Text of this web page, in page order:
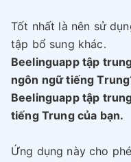
Tốt nhất là nên sử
tập bổ sung khác.
Beelinguapp tập
ngôn ngữ tiếng
Beelinguapp tập
tiếng Trung của bạn.
Ứng dụng này cho